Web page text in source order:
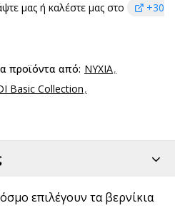
μας ή καλέστε μας στο
+30
προϊόντα από: ΝΥΧΙΑ
Basic Collection
επιλέγουν τα βερνίκια